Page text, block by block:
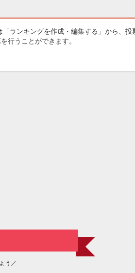
ランキングを作成・編集する」から、投
行うことができます。
う／